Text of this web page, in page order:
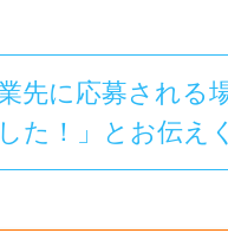
先に応募される
た！」とお伝え